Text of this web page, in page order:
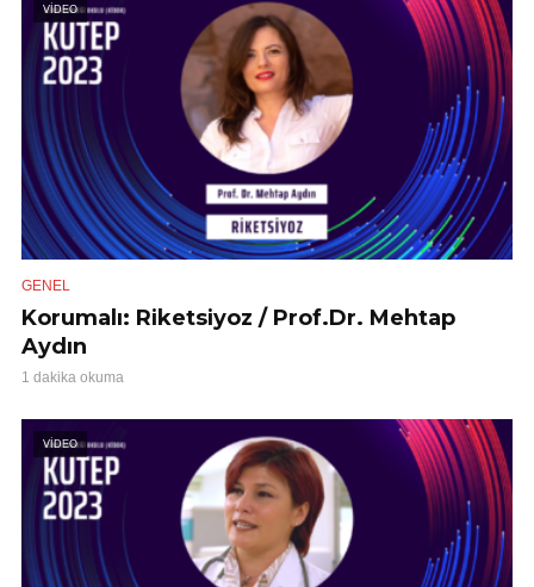
VİDEO
GENEL
Korumalı: Riketsiyoz / Prof.Dr. Mehtap
Aydın
1 dakika okuma
VİDEO